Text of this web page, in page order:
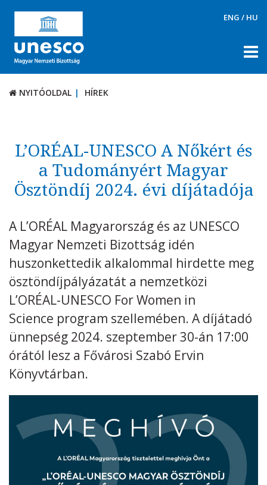
ENG / HU
NYITÓOLDAL HÍREK
TÉMÁK
DOKUMENTUMTÁR
PÁLYÁZATOK / DÍJAK
Kövess minket unescohungary
Adatkezelési tájékoztató Impresszum
Technikai információk
NYITÓOLDAL HÍREK
L’ORÉAL-UNESCO A Nőkért és
a Tudományért Magyar
Ösztöndíj 2024. évi díjátadója
A L’ORÉAL Magyarország és az UNESCO
Magyar Nemzeti Bizottság idén
huszonkettedik alkalommal hirdette meg
ösztöndíjpályázatát a nemzetközi
L’ORÉAL-UNESCO For Women in
Science program szellemében. A díjátadó
ünnepség 2024. szeptember 30-án 17:00
órától lesz a Fővárosi Szabó Ervin
Könyvtárban.